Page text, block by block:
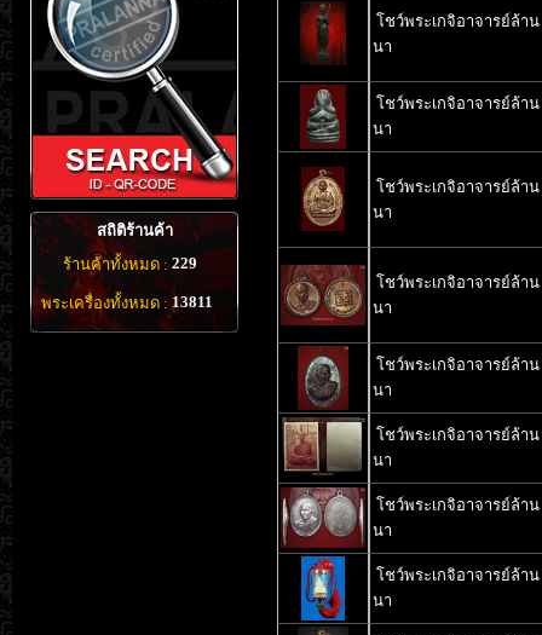
สถิติร้านค้า
ร้านค้าทั้งหมด : 229
พระเครื่องทั้งหมด : 13811
โชว์พระเกจิอาจารย์ล้าน
นา
โชว์พระเกจิอาจารย์ล้าน
นา
โชว์พระเกจิอาจารย์ล้าน
นา
โชว์พระเกจิอาจารย์ล้าน
นา
โชว์พระเกจิอาจารย์ล้าน
นา
โชว์พระเกจิอาจารย์ล้าน
นา
โชว์พระเกจิอาจารย์ล้าน
นา
โชว์พระเกจิอาจารย์ล้าน
นา